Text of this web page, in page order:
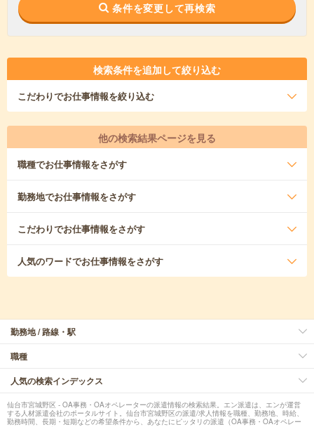
条件を変更して再検索
検索条件を追加して絞り込む
こだわりでお仕事情報を絞り込む
他の検索結果ページを見る
職種でお仕事情報をさがす
勤務地でお仕事情報をさがす
こだわりでお仕事情報をさがす
人気のワードでお仕事情報をさがす
勤務地 / 路線・駅
職種
人気の検索インデックス
仙台市宮城野区 - OA事務・OAオペレーターの派遣情報の検索結果。エン派遣は、エンが運営
する人材派遣会社のポータルサイト。仙台市宮城野区の派遣/求人情報を職種、勤務地、時給、
勤務時間、長期・短期などの希望条件から、あなたにピッタリの派遣（OA事務・OAオペレー